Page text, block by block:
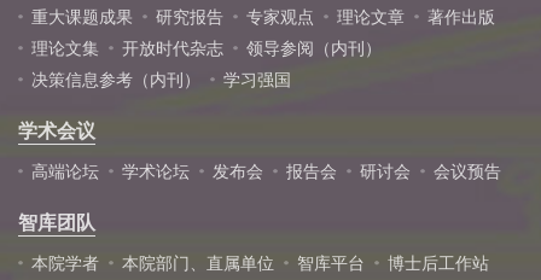
重大课题成果 研究报告 专家观点 理论文章
著作出版
理论文集
开放时代杂志
领导参阅（内刊）
决策信息参考（内刊）
学习强国
学术会议
高端论坛 学术论坛 发布会 报告会 研讨会 会议预告
智库团队
本院学者 本院部门、直属单位 智库平台
博士后工作站